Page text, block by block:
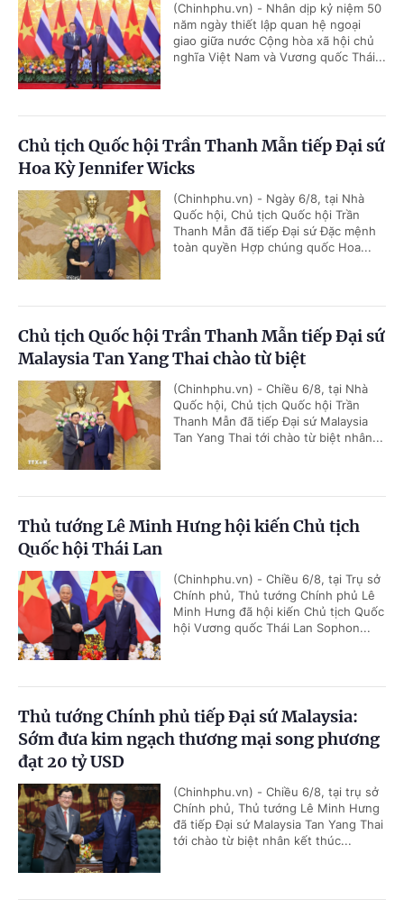
(Chinhphu.vn) - Nhân dịp kỷ niệm 50
năm ngày thiết lập quan hệ ngoại
giao giữa nước Cộng hòa xã hội chủ
nghĩa Việt Nam và Vương quốc Thái...
Chủ tịch Quốc hội Trần Thanh Mẫn tiếp Đại sứ
Hoa Kỳ Jennifer Wicks
(Chinhphu.vn) - Ngày 6/8, tại Nhà
Quốc hội, Chủ tịch Quốc hội Trần
Thanh Mẫn đã tiếp Đại sứ Đặc mệnh
toàn quyền Hợp chúng quốc Hoa...
Chủ tịch Quốc hội Trần Thanh Mẫn tiếp Đại sứ
Malaysia Tan Yang Thai chào từ biệt
(Chinhphu.vn) - Chiều 6/8, tại Nhà
Quốc hội, Chủ tịch Quốc hội Trần
Thanh Mẫn đã tiếp Đại sứ Malaysia
Tan Yang Thai tới chào từ biệt nhân...
Thủ tướng Lê Minh Hưng hội kiến Chủ tịch
Quốc hội Thái Lan
(Chinhphu.vn) - Chiều 6/8, tại Trụ sở
Chính phủ, Thủ tướng Chính phủ Lê
Minh Hưng đã hội kiến Chủ tịch Quốc
hội Vương quốc Thái Lan Sophon...
Thủ tướng Chính phủ tiếp Đại sứ Malaysia:
Sớm đưa kim ngạch thương mại song phương
đạt 20 tỷ USD
(Chinhphu.vn) - Chiều 6/8, tại trụ sở
Chính phủ, Thủ tướng Lê Minh Hưng
đã tiếp Đại sứ Malaysia Tan Yang Thai
tới chào từ biệt nhân kết thúc...